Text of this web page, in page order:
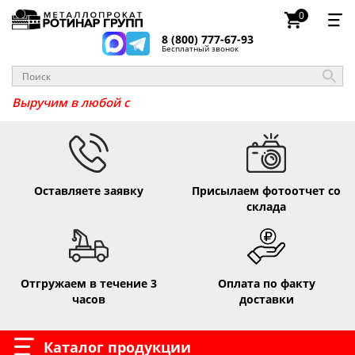
8 (800) 777-67-93
Бесплатный звонок
0
Выручим в л
Оставляете заявку
Присылаем фотоотчет со
склада
Отгружаем в течение 3
часов
Оплата по факту
доставки
Каталог продукции